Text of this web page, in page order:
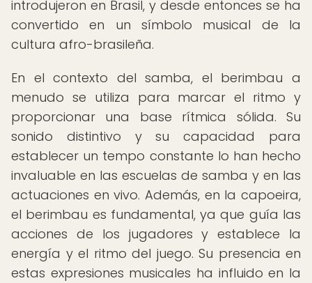
introdujeron en Brasil, y desde entonces se ha
convertido en un símbolo musical de la
cultura afro-brasileña.
En el contexto del samba, el berimbau a
menudo se utiliza para marcar el ritmo y
proporcionar una base rítmica sólida. Su
sonido distintivo y su capacidad para
establecer un tempo constante lo han hecho
invaluable en las escuelas de samba y en las
actuaciones en vivo. Además, en la capoeira,
el berimbau es fundamental, ya que guía las
acciones de los jugadores y establece la
energía y el ritmo del juego. Su presencia en
estas expresiones musicales ha influido en la